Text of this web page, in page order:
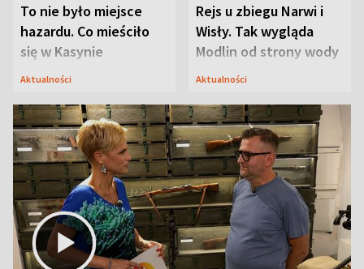
To nie było miejsce
hazardu. Co mieściło
się w Kasynie
Oficerskim?
Aktualności
Rejs u zbiegu Narwi i
Wisły. Tak wygląda
Modlin od strony wody
Aktualności